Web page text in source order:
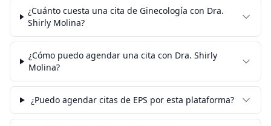
¿Cuánto cuesta una cita de Ginecología con Dra.
Shirly Molina?
¿Cómo puedo agendar una cita con Dra. Shirly
Molina?
¿Puedo agendar citas de EPS por esta plataforma?